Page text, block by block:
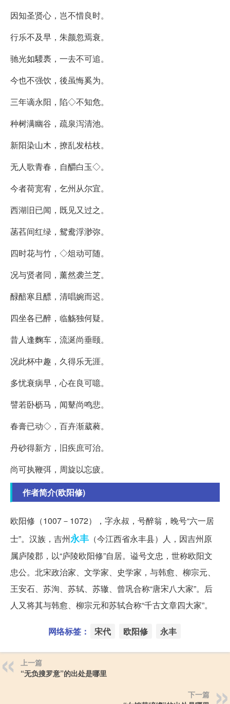
因知圣贤心，岂不惜良时。
行乐不及早，朱颜忽焉衰。
驰光如騕褭，一去不可追。
今也不强饮，後虽悔奚为。
三年谪永阳，陷◇不知危。
种树满幽谷，疏泉泻清池。
新阳染山木，撩乱发枯枝。
无人歌青春，自釂白玉◇。
今者荷宽宥，乞州从尔宜。
西湖旧已闻，既见又过之。
菡萏间红绿，鸳鸯浮渺弥。
四时花与竹，◇俎动可随。
况与贤者同，薰然袭兰芝。
醁醅寒且醥，清唱婉而迟。
四坐各已醉，临觞独何疑。
昔人逢麴车，流涎尚垂颐。
况此杯中趣，久得乐无涯。
多忧衰病早，心在良可噫。
譬若卧枥马，闻鼙尚鸣悲。
春膏已动◇，百卉渐葳蕤。
丹砂得新方，旧疾庶可治。
尚可执鞭弭，周旋以忘疲。
作者简介(欧阳修)
欧阳修（1007－1072），字永叔，号醉翁，晚号“六一居
士”。汉族，吉州永丰 （今江西省永丰县）人，因吉州原
属庐陵郡，以“庐陵欧阳修”自居。谥号文忠，世称欧阳文
忠公。北宋政治家、文学家、史学家，与韩愈、柳宗元、
王安石、苏洵、苏轼、苏辙、曾巩合称“唐宋八大家”。后
人又将其与韩愈、柳宗元和苏轼合称“千古文章四大家”。
网络标签： 宋代 欧阳修 永丰
上一篇
“无负搜罗意”的出处是哪里
下一篇